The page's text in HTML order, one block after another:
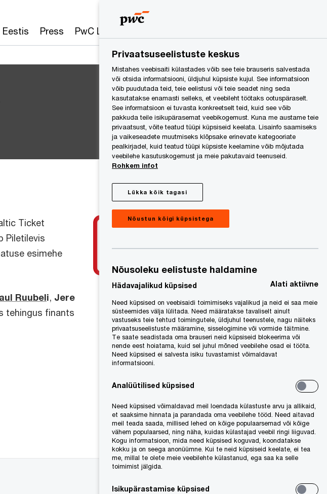
Eestis Press PwC Legal Services
Ticket
Piletilevis
esimehe
Ruubeli, Jere
tehingus finants
Privaatsuseelistuste keskus
Mistahes veebisaiti külastades võib see teie brauseris salvestada
või otsida informatsiooni, üldjuhul küpsiste kujul. See informatsioon
võib puudutada teid, teie eelistusi või teie seadet ning seda
kasutatakse enamasti selleks, et veebileht töötaks ootuspäraselt.
See informatsioon ei tuvasta konkreetselt teid, kuid see võib
pakkuda teile isikupärasemat veebikogemust. Kuna me austame teie
privaatsust, võite teatud tüüpi küpsiseid keelata. Lisainfo saamiseks
ja vaikeseadete muutmiseks klõpsake erinevate kategooriate
pealkirjadel, kuid teatud tüüpi küpsiste keelamine võib mõjutada
veebilehe kasutuskogemust ja meie pakutavaid teenuseid.
Rohkem infot
Lükka kõik tagasi
Nõustun kõigi küpsistega
Nõusoleku eelistuste haldamine
Hädavajalikud küpsised Alati aktiivne
Need küpsised on veebisaidi toimimiseks vajalikud ja neid ei saa meie
süsteemides välja lülitada. Need määratakse tavaliselt ainult
vastuseks teie tehtud toimingutele, üldjuhul teenustele, nagu näiteks
privaatsuseelistuste määramine, sisselogimine või vormide täitmine.
Te saate seadistada oma brauseri neid küpsiseid blokeerima või
nende eest hoiatama, kuid sel juhul mõned veebilehe osad ei tööta.
Need küpsised ei salvesta isiku tuvastamist võimaldavat
informatsiooni.
Analüütilised küpsised
Need küpsised võimaldavad meil loendada külastuste arvu ja allikaid,
et saaksime hinnata ja parandada oma veebilehe tööd. Need aitavad
meil teada saada, millised lehed on kõige populaarsemad või kõige
vähem populaarsed, ning näha, kuidas külastajad veebil ringi liiguvad.
Kogu informatsioon, mida need küpsised koguvad, koondatakse
kokku ja on seega anonüümne. Kui te neid küpsiseid keelate, ei tea
me, millal te olete meie veebilehte külastanud, ega saa ka selle
toimimist jälgida.
Isikupärastamise küpsised